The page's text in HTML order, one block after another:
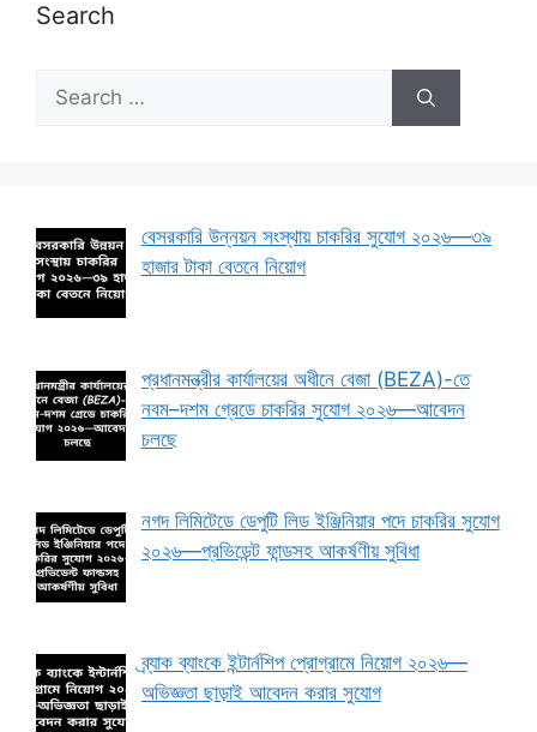
Search
Search
for:
বেসরকারি উন্নয়ন সংস্থায় চাকরির সুযোগ ২০২৬—৩৯
হাজার টাকা বেতনে নিয়োগ
প্রধানমন্ত্রীর কার্যালয়ের অধীনে বেজা (BEZA)-তে
নবম–দশম গ্রেডে চাকরির সুযোগ ২০২৬—আবেদন
চলছে
নগদ লিমিটেডে ডেপুটি লিড ইঞ্জিনিয়ার পদে চাকরির সুযোগ
২০২৬—প্রভিডেন্ট ফান্ডসহ আকর্ষণীয় সুবিধা
ব্র্যাক ব্যাংকে ইন্টার্নশিপ প্রোগ্রামে নিয়োগ ২০২৬—
অভিজ্ঞতা ছাড়াই আবেদন করার সুযোগ